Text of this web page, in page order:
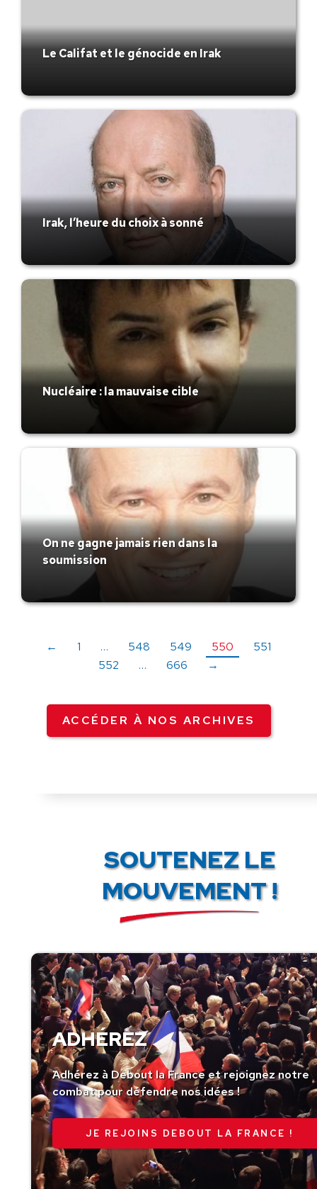
Le Califat et le génocide en Irak
Irak, l’heure du choix à sonné
Nucléaire : la mauvaise cible
On ne gagne jamais rien dans la
soumission
← 1 … 548 549 550
551
552
… 666 →
ACCÉDER À NOS ARCHIVES
SOUTENEZ LE
MOUVEMENT !
ADHÉREZ
Adhérez à Debout la France et rejoignez notre
combat pour défendre nos idées !
JE REJOINS DEBOUT LA FRANCE !